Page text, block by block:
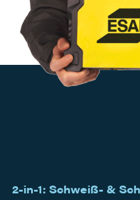
2-in-1: Schweiß- &